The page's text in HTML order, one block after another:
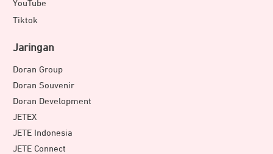
YouTube
Tiktok
Jaringan
Doran Group
Doran Souvenir
Doran Development
JETEX
JETE Indonesia
JETE Connect